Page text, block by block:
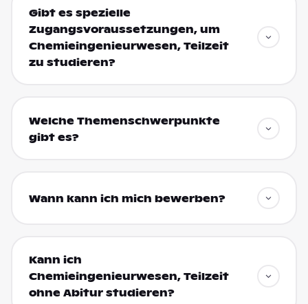
Gibt es spezielle
Zugangsvoraussetzungen, um
Chemieingenieurwesen, Teilzeit
zu studieren?
Welche Themenschwerpunkte
gibt es?
Wann kann ich mich bewerben?
Kann ich
Chemieingenieurwesen, Teilzeit
ohne Abitur studieren?